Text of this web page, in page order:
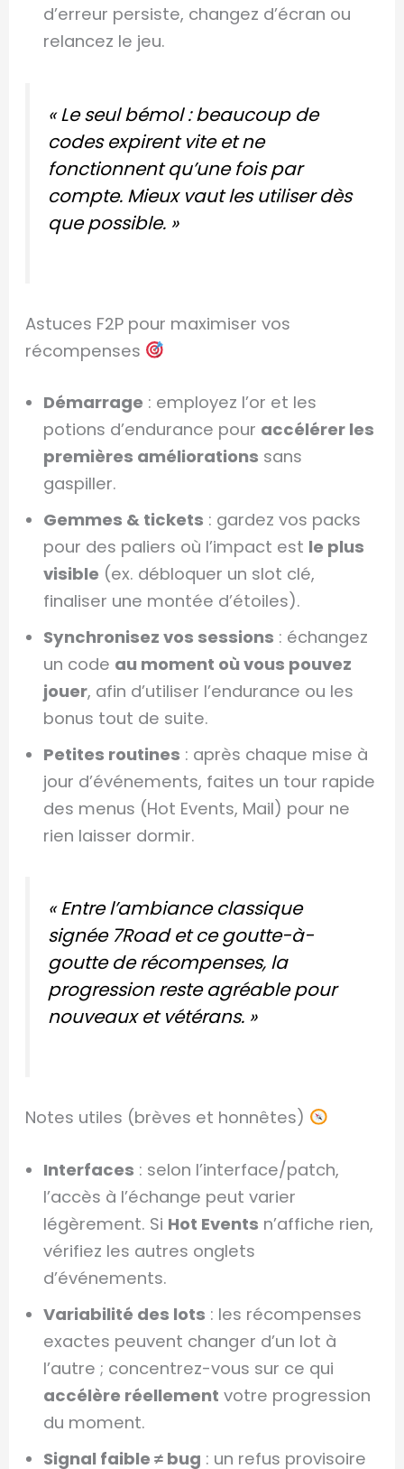
d’erreur persiste, changez d’écran ou
relancez le jeu.
« Le seul bémol : beaucoup de
codes expirent vite et ne
fonctionnent qu’une fois par
compte. Mieux vaut les utiliser dès
que possible. »
Astuces F2P pour maximiser vos
récompenses
Démarrage : employez l’or et les
potions d’endurance pour accélérer les
premières améliorations sans
gaspiller.
Gemmes & tickets : gardez vos packs
pour des paliers où l’impact est le plus
visible (ex. débloquer un slot clé,
finaliser une montée d’étoiles).
Synchronisez vos sessions : échangez
un code au moment où vous pouvez
jouer, afin d’utiliser l’endurance ou les
bonus tout de suite.
Petites routines : après chaque mise à
jour d’événements, faites un tour rapide
des menus (Hot Events, Mail) pour ne
rien laisser dormir.
« Entre l’ambiance classique
signée 7Road et ce goutte-à-
goutte de récompenses, la
progression reste agréable pour
nouveaux et vétérans. »
Notes utiles (brèves et honnêtes)
Interfaces : selon l’interface/patch,
l’accès à l’échange peut varier
légèrement. Si Hot Events n’affiche rien,
vérifiez les autres onglets
d’événements.
Variabilité des lots : les récompenses
exactes peuvent changer d’un lot à
l’autre ; concentrez-vous sur ce qui
accélère réellement votre progression
du moment.
Signal faible ≠ bug : un refus provisoire